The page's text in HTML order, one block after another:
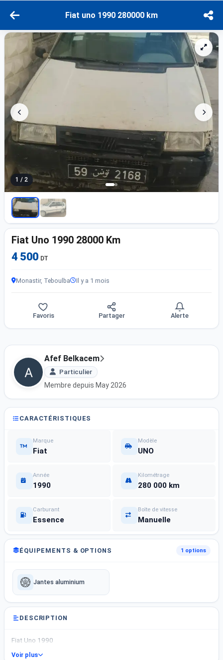
Fiat uno 1990 280000 km
1 / 2
Fiat Uno 1990 28000 Km
4 500 DT
Monastir, Teboulba Il y a 1 mois
Favoris Partager Alerte
Afef Belkacem
Particulier
Membre depuis May 2026
CARACTÉRISTIQUES
Marque
Fiat
Modèle
UNO
Année
1990
Kilométrage
280 000 km
Carburant
Essence
Boîte de vitesse
Manuelle
ÉQUIPEMENTS & OPTIONS 1 options
Jantes aluminium
DESCRIPTION
Fiat Uno 1990
Voir plus